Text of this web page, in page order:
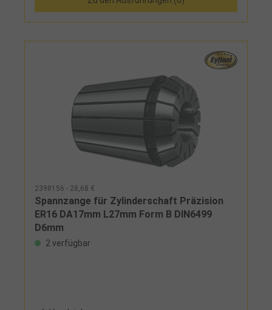
2398156 - 28,68 €
Spannzange für Zylinderschaft Präzision
ER16 DA17mm L27mm Form B DIN6499
D6mm
2 verfügbar